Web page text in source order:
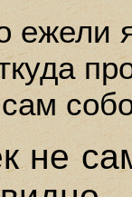
ежели
не